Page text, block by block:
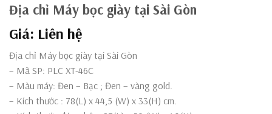
Địa chỉ Máy bọc giày tại Sài Gòn
Giá: Liên hệ
Địa chỉ Máy bọc giày tại Sài Gòn
– Mã SP: PLC XT-46C
– Màu máy: Đen – Bạc ; Đen – vàng gold.
– Kích thước : 78(L) x 44,5 (W) x 33(H) cm.